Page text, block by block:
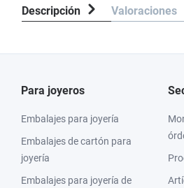
Descripción Valoraciones
Para joyeros
Embalajes para joyería
Embalajes de cartón para
joyería
Embalajes para joyería de